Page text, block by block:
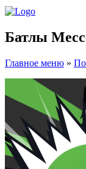
Батлы
Главное меню »